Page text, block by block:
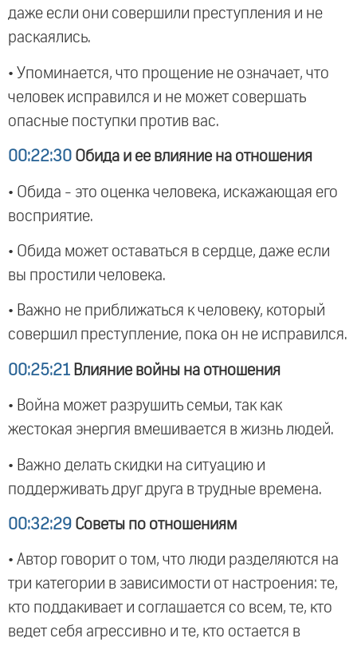
даже если они совершили преступления и не
раскаялись.
• Упоминается, что прощение не означает, что
человек исправился и не может совершать
опасные поступки против вас.
00:22:30 Обида и ее влияние на отношения
• Обида - это оценка человека, искажающая его
восприятие.
• Обида может оставаться в сердце, даже если
вы простили человека.
• Важно не приближаться к человеку, который
совершил преступление, пока он не исправился.
00:25:21 Влияние войны на отношения
• Война может разрушить семьи, так как
жестокая энергия вмешивается в жизнь людей.
• Важно делать скидки на ситуацию и
поддерживать друг друга в трудные времена.
00:32:29 Советы по отношениям
• Автор говорит о том, что люди разделяются на
три категории в зависимости от настроения: те,
кто поддакивает и соглашается со всем, те, кто
ведет себя агрессивно и те, кто остается в